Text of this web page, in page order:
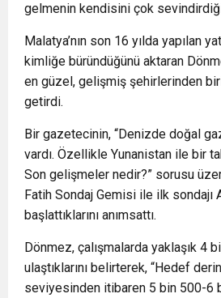
gelmenin kendisini çok
Malatya’nın son 16 yılda yapılan
kimliğe büründüğünü aktaran
en güzel, gelişmiş şehirlerinden
getirdi.
Bir gazetecinin, “Denizde doğal
vardı. Özellikle Yunanistan ile bir
Son gelişmeler nedir?” sorusu
Fatih Sondaj Gemisi ile ilk sondajı
başlattıklarını anımsattı.
Dönmez, çalışmalarda yaklaşık 4
ulaştıklarını belirterek, “Hedef
seviyesinden itibaren 5 bin 500-6